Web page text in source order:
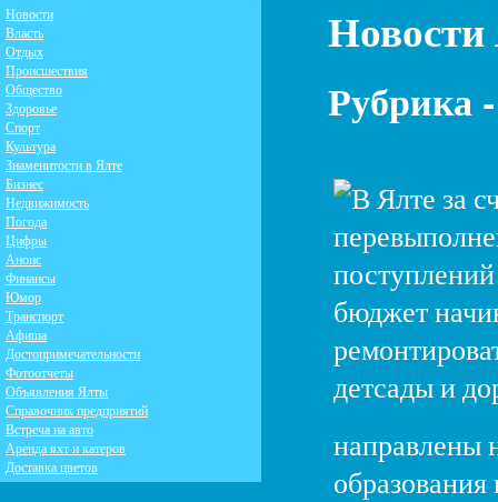
Рубрика
направлены
Новости
Власть
Отдых
Происшествия
Общество
Здоровье
Спорт
Культура
Знаменитости в Ялте
Бизнес
Недвижимость
Погода
Цифры
Анонс
Финансы
Юмор
Транспорт
Афиша
Достопримечательности
Фотоотчеты
Объявления Ялты
Справочник предприятий
Встреча на авто
Аренда яхт и катеров
Доставка цветов